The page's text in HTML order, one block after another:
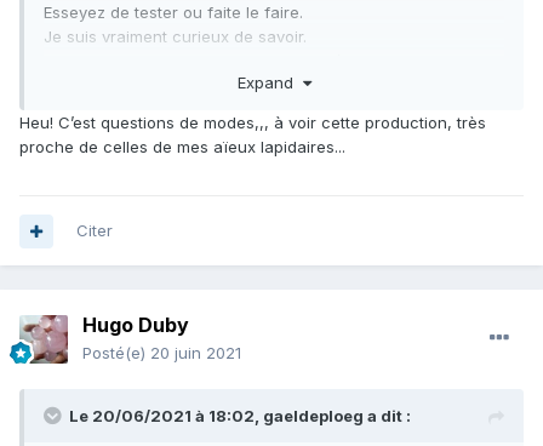
Esseyez de tester ou faite le faire.
Je suis vraiment curieux de savoir.
geoforum auront dû mal à en dire plus.
Expand
Heu! C’est questions de modes,,, à voir cette production, très
proche de celles de mes aïeux lapidaires...
Citer
Hugo Duby
Posté(e) 20 juin 2021
Le 20/06/2021 à 18:02, gaeldeploeg a dit :